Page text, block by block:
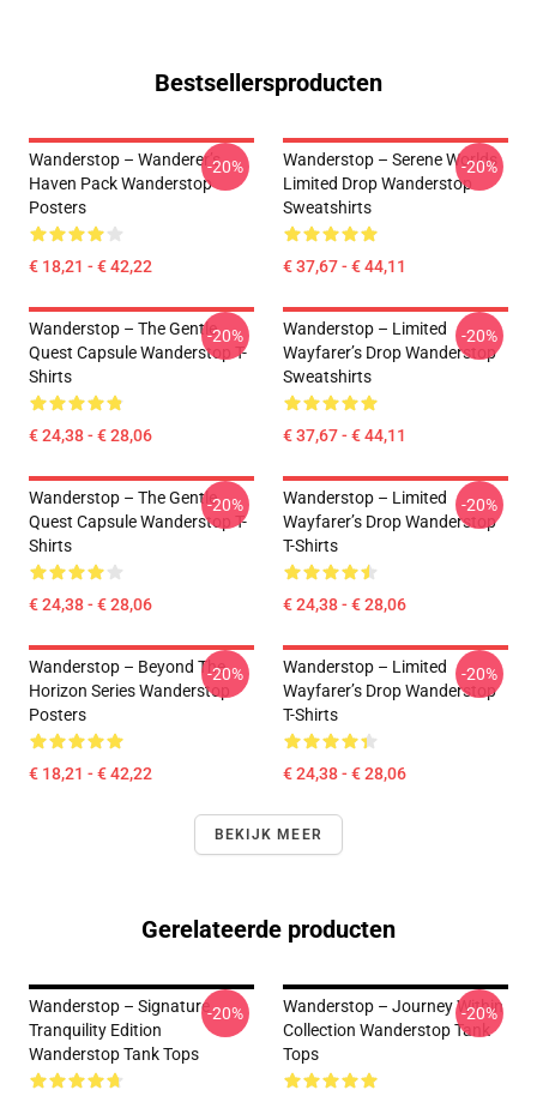
Bestsellersproducten
Wanderstop – Wanderer’s
Haven Pack Wanderstop
Posters
€ 18,21 - € 42,22
-20%
Wanderstop – Serene Worlds
Limited Drop Wanderstop
Sweatshirts
€ 37,67 - € 44,11
-20%
Wanderstop – The Gentle
Quest Capsule Wanderstop T-
Shirts
€ 24,38 - € 28,06
-20%
Wanderstop – Limited
Wayfarer’s Drop Wanderstop
Sweatshirts
€ 37,67 - € 44,11
-20%
Wanderstop – The Gentle
Quest Capsule Wanderstop T-
Shirts
€ 24,38 - € 28,06
-20%
Wanderstop – Limited
Wayfarer’s Drop Wanderstop
T-Shirts
€ 24,38 - € 28,06
-20%
Wanderstop – Beyond The
Horizon Series Wanderstop
Posters
€ 18,21 - € 42,22
-20%
Wanderstop – Limited
Wayfarer’s Drop Wanderstop
T-Shirts
€ 24,38 - € 28,06
-20%
BEKIJK MEER
Gerelateerde producten
Wanderstop – Signature
Tranquility Edition
Wanderstop Tank Tops
-20%
Wanderstop – Journey Within
Collection Wanderstop Tank
Tops
-20%